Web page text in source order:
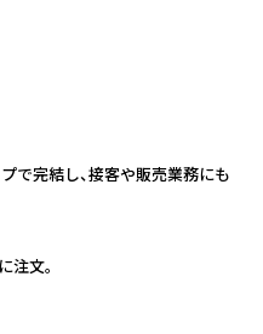
で完結し、接客や販売業務にも
文。